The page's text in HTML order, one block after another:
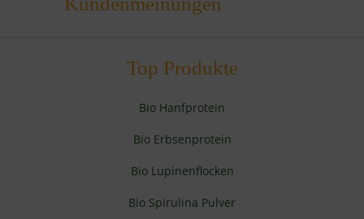
Top Produkte
Bio Hanfprotein
Bio Erbsenprotein
Bio Lupinenflocken
Bio Spirulina Pulver